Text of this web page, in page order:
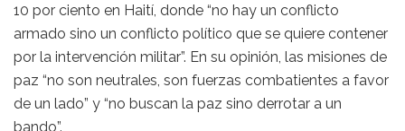
10 por ciento en Haití, donde “no hay un conflicto
armado sino un conflicto político que se quiere contener
por la intervención militar”. En su opinión, las misiones de
paz “no son neutrales, son fuerzas combatientes a favor
de un lado” y “no buscan la paz sino derrotar a un
bando”.